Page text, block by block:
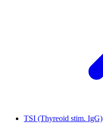
TSI (Thyreoid stim. IgG)